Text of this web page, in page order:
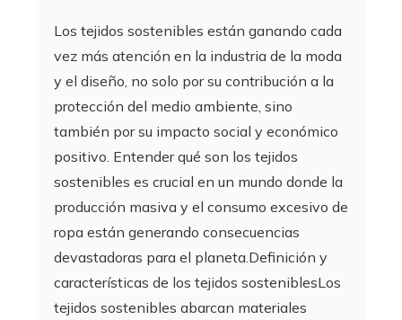
Los tejidos sostenibles están ganando cada
vez más atención en la industria de la moda
y el diseño, no solo por su contribución a la
protección del medio ambiente, sino
también por su impacto social y económico
positivo. Entender qué son los tejidos
sostenibles es crucial en un mundo donde la
producción masiva y el consumo excesivo de
ropa están generando consecuencias
devastadoras para el planeta.Definición y
características de los tejidos sosteniblesLos
tejidos sostenibles abarcan materiales